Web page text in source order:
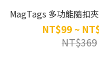
MagTags 多功能隨扣
NT$99 ~
NT$369